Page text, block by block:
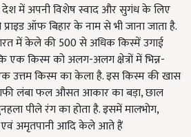
देश में अपनी विशेष स्वाद और सुगंध के लिए
ऑफ बिहार के नाम से भी जाना जाता है.
में केले की 500 से अधिक किस्में उगाई
एक किस्म को अलग-अलग क्षेत्रों में भिन्न-
उत्तम किस्म का केला है. इस किस्म की खास
लंबा फल औसत आकार का बड़ा, छाल
पीले रंग का होता है. इसमें मालभोग,
एवं अमृतपानी आदि केले आते हैं